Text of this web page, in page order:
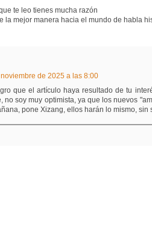
te leo tienes mucha razón
la mejor manera hacia el mundo de habla
de 2025 a las 8:00
que el artículo haya resultado de tu
soy muy optimista, ya que los nuevos
pone Xizang, ellos harán lo mismo,